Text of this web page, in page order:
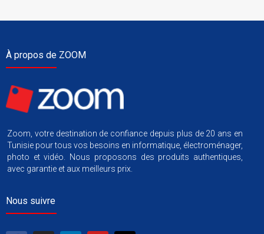
À propos de ZOOM
Zoom, votre destination de confiance depuis plus de 20 ans en
Tunisie pour tous vos besoins en informatique, électroménager,
photo et vidéo. Nous proposons des produits authentiques,
avec garantie et aux meilleurs prix.
Nous suivre